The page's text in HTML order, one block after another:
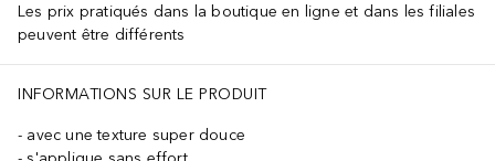
Les prix pratiqués dans la boutique en ligne et dans les filiales
peuvent être différents
INFORMATIONS SUR LE PRODUIT
avec une texture super douce